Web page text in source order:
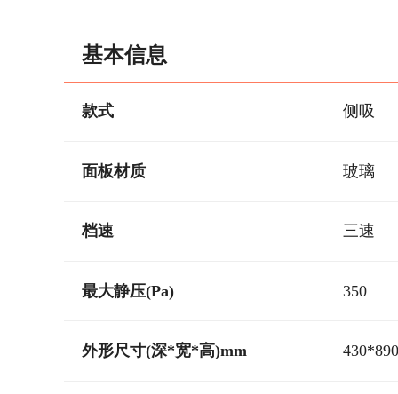
基本信息
款式 侧吸
面板材质 玻璃
档速 三速
最大静压(Pa) 350
外形尺寸(深*宽*高)mm